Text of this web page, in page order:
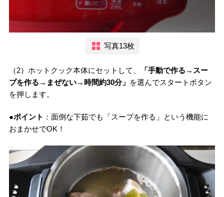
写真13枚
（2）ホットクック本体にセットして、
「手動で作る→スー
プを作る→まぜない→時間約30分」 を選んでスタートボタン
を押します。
●ポイント ：面倒な下茹でも「スープを作る」という機能に
おまかせでOK！